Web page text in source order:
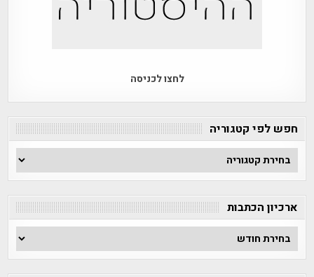
לחצו לכניסה
חפש לפי קטגוריה
חפש
לפי
ארכיון הכתבות
ארכיון
הכתבות